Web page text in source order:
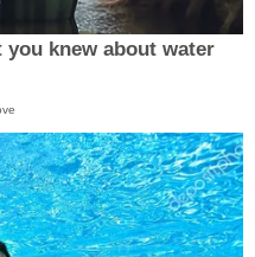
knew about water